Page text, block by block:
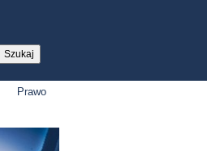
Prawo